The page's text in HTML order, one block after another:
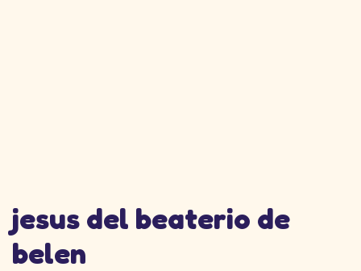
jesus del beaterio de
belen